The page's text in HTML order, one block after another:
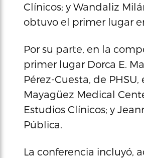
Clínicos; y Wandaliz
obtuvo el primer lugar
Por su parte, en la
primer lugar Dorca E.
Pérez-Cuesta, de
Mayagüez Medical
Estudios Clínicos; y
Pública.
La conferencia incluyó,